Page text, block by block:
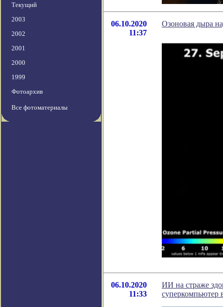
Текущий
2003
2002
2001
2000
1999
Фотоархив
Все фотоматериалы
06.10.2020
11:37
Озоновая дыра
06.10.2020
11:33
ИИ на страже
суперкомпьютер